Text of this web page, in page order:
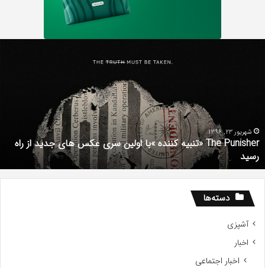
عکس
های
جدید
از
راه
رسید
شهریور 23, 1396
The Punisher «تنبیه کننده »با اولین سری عکس های جدید از راه
رسید
دسته‌ها
آشپزی
اخبار
اخبار اجتماعی